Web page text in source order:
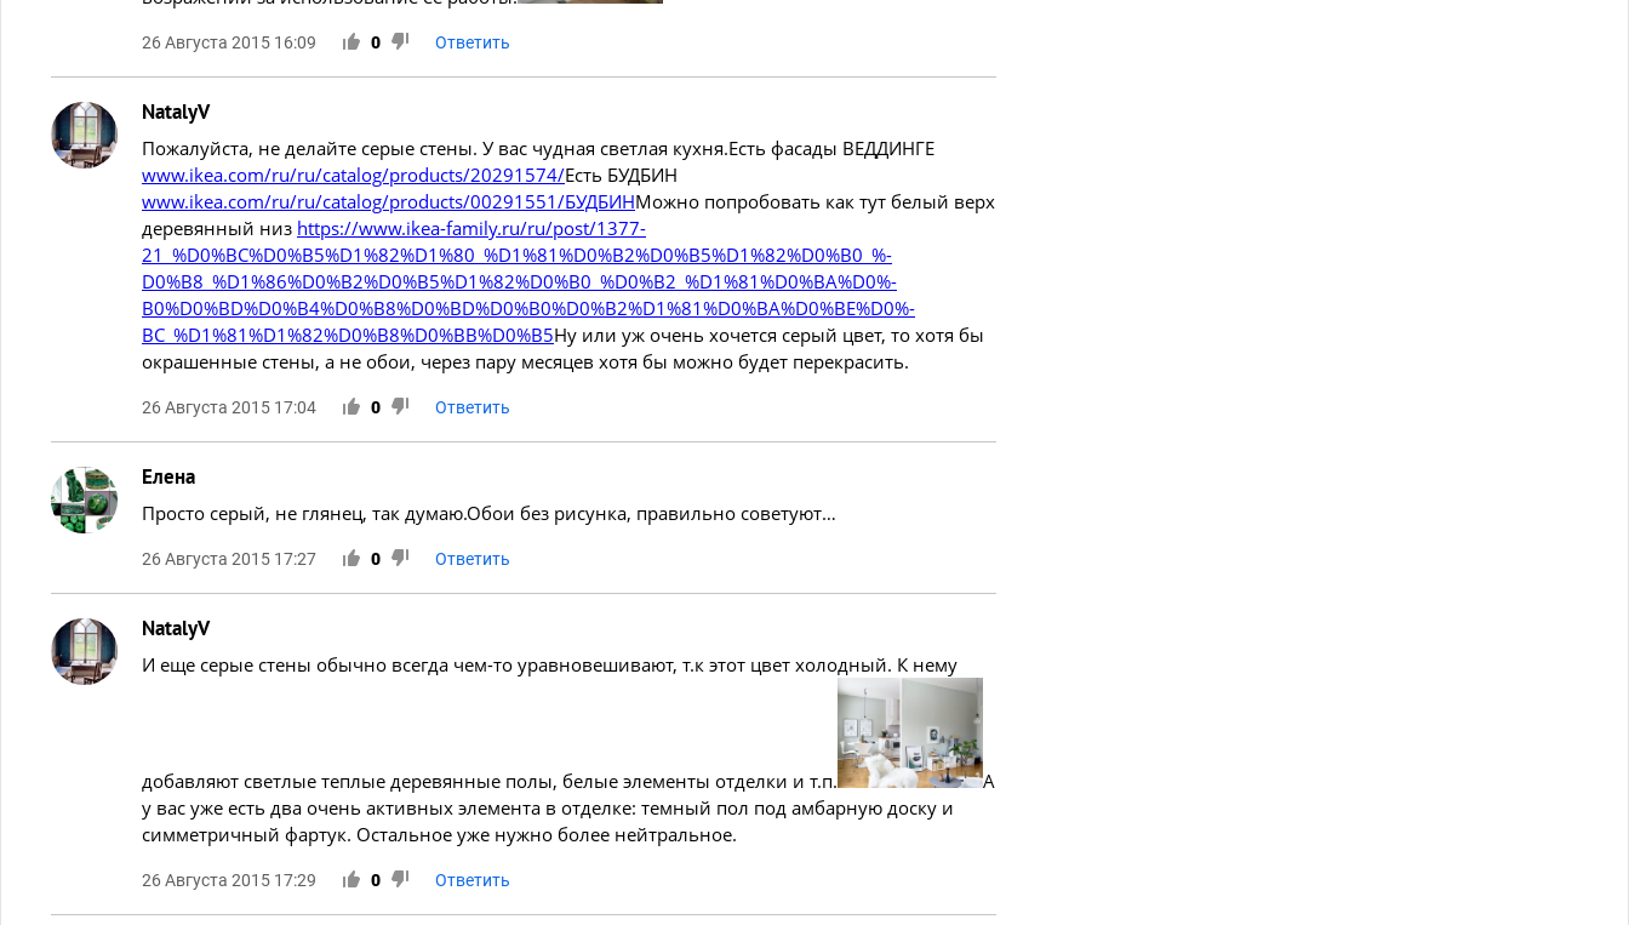
26 Августа 2015 16:09 0 Ответить
NatalyV
Пожалуйста, не делайте серые стены. У вас чудная светлая кухня.Есть фасады ВЕДДИНГЕ
www.ikea.com/ru/ru/catalog/products/20291574/Есть БУДБИН
www.ikea.com/ru/ru/catalog/products/00291551/БУДБИНМожно попробовать как тут белый верх
деревянный низ https://www.ikea-family.ru/ru/post/1377-
21_%D0%BC%D0%B5%D1%82%D1%80_%D1%81%D0%B2%D0%B5%D1%82%D0%B0_%­
D0%B8_%D1%86%D0%B2%D0%B5%D1%82%D0%B0_%D0%B2_%D1%81%D0%BA%D0%­
B0%D0%BD%D0%B4%D0%B8%D0%BD%D0%B0%D0%B2%D1%81%D0%BA%D0%BE%D0%­
BC_%D1%81%D1%82%D0%B8%D0%BB%D0%B5Ну или уж очень хочется серый цвет, то хотя бы
окрашенные стены, а не обои, через пару месяцев хотя бы можно будет перекрасить.
26 Августа 2015 17:04 0 Ответить
Елена
Просто серый, не глянец, так думаю.Обои без рисунка, правильно советуют…
26 Августа 2015 17:27 0 Ответить
NatalyV
И еще серые стены обычно всегда чем-то уравновешивают, т.к этот цвет холодный. К нему
добавляют светлые теплые деревянные полы, белые элементы отделки и т.п.
А
у вас уже есть два очень активных элемента в отделке: темный пол под амбарную доску и
симметричный фартук. Остальное уже нужно более нейтральное.
26 Августа 2015 17:29 0 Ответить